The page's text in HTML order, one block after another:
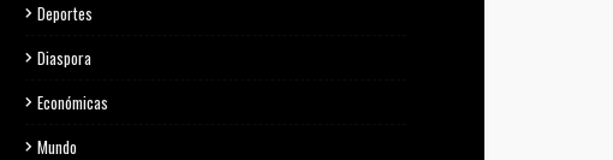
Deportes
Diaspora
Económicas
Mundo